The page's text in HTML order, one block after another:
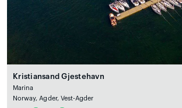
Kristiansand Gjestehavn
Marina
Norway, Agder, Vest-Agder